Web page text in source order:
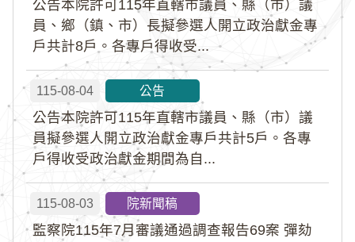
公告本院許可115年直轄市議員、縣（市）議
員、鄉（鎮、市）長擬參選人開立政治獻金專
戶共計8戶。各專戶得收受...
115-08-04 公告
公告本院許可115年直轄市議員、縣（市）議
員擬參選人開立政治獻金專戶共計5戶。各專
戶得收受政治獻金期間為自...
115-08-03 院新聞稿
監察院115年7月審議通過調查報告69案 彈劾